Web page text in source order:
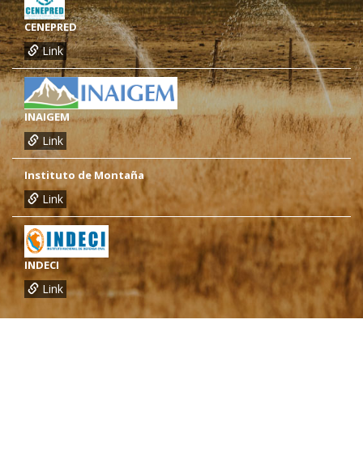
CENEPRED
Link
INAIGEM
Link
Instituto de Montaña
Link
INDECI
Link